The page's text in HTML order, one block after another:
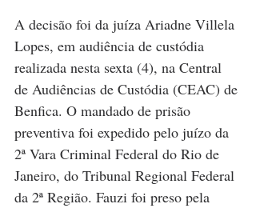
A decisão foi da juíza Ariadne Villela
Lopes, em audiência de custódia
realizada nesta sexta (4), na Central
de Audiências de Custódia (CEAC) de
Benfica. O mandado de prisão
preventiva foi expedido pelo juízo da
2ª Vara Criminal Federal do Rio de
Janeiro, do Tribunal Regional Federal
da 2ª Região. Fauzi foi preso pela